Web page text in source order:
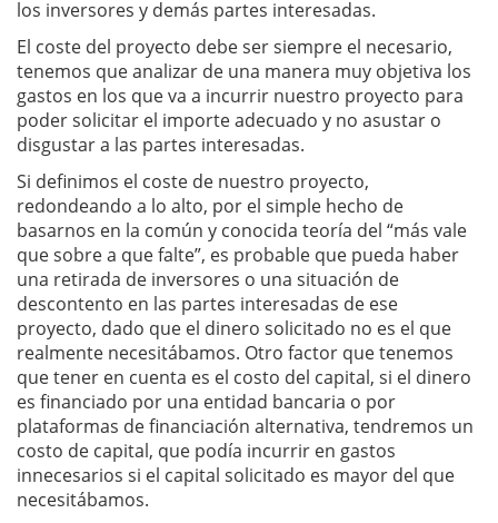
los inversores y demás partes interesadas.
El coste del proyecto debe ser siempre el necesario,
tenemos que analizar de una manera muy objetiva los
gastos en los que va a incurrir nuestro proyecto para
poder solicitar el importe adecuado y no asustar o
disgustar a las partes interesadas.
Si definimos el coste de nuestro proyecto,
redondeando a lo alto, por el simple hecho de
basarnos en la común y conocida teoría del “más vale
que sobre a que falte”, es probable que pueda haber
una retirada de inversores o una situación de
descontento en las partes interesadas de ese
proyecto, dado que el dinero solicitado no es el que
realmente necesitábamos. Otro factor que tenemos
que tener en cuenta es el costo del capital, si el dinero
es financiado por una entidad bancaria o por
plataformas de financiación alternativa, tendremos un
costo de capital, que podía incurrir en gastos
innecesarios si el capital solicitado es mayor del que
necesitábamos.